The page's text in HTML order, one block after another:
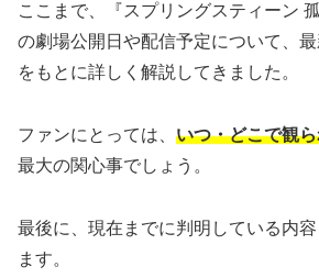
ここまで、『スプリングスティーン
の劇場公開日や配信予定について、
をもとに詳しく解説してきました。
ファンにとっては、 いつ・どこで観
最大の関心事でしょう。
最後に、現在までに判明している内
ます。